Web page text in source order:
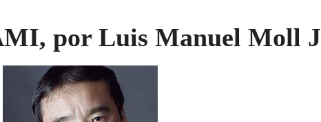
por Luis Manuel Moll